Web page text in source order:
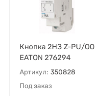
Кнопка 2НЗ Z-PU/OO
EATON 276294
Артикул: 350828
Под заказ